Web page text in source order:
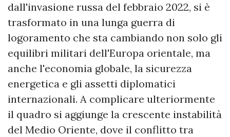
dall'invasione russa del febbraio 2022, si è
trasformato in una lunga guerra di
logoramento che sta cambiando non solo gli
equilibri militari dell'Europa orientale, ma
anche l'economia globale, la sicurezza
energetica e gli assetti diplomatici
internazionali. A complicare ulteriormente
il quadro si aggiunge la crescente instabilità
del Medio Oriente, dove il conflitto tra